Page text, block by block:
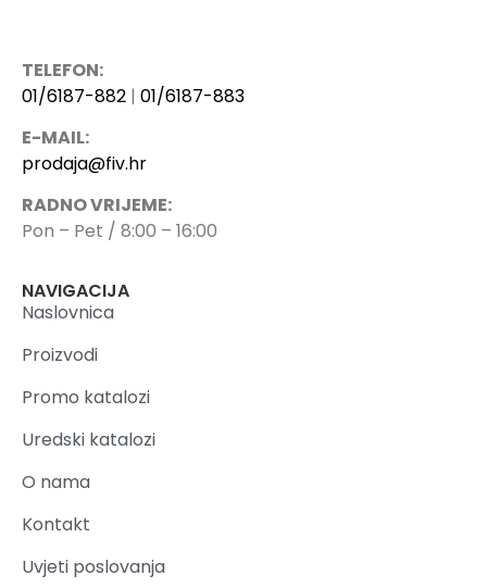
TELEFON:
01/6187-882 | 01/6187-883
E-MAIL:
prodaja@fiv.hr
RADNO VRIJEME:
Pon – Pet / 8:00 – 16:00
NAVIGACIJA
Naslovnica
Proizvodi
Promo katalozi
Uredski katalozi
O nama
Kontakt
Uvjeti poslovanja